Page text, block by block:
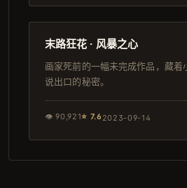
韩剧
末路狂花 · 风暴之心
画家死前的一幅未完成作品，藏着
说出口的秘密。
👁90,921⭐ 7.6 2023-09-14